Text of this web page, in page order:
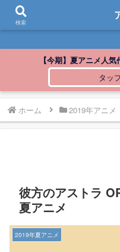
【今期】夏アニメ人
ホーム 2019年アニメ
彼方のアストラ
夏アニメ
2019年夏アニメ
検索